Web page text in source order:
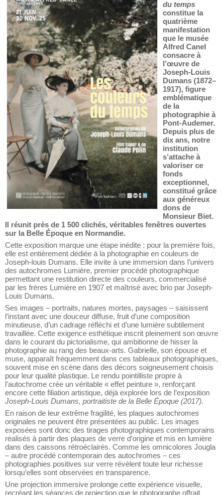
L’exposition
Les Couleurs
du temps
constitue la
quatrième
manifestation
que le musée
Alfred Canel
consacre à
l’œuvre de
Joseph-Louis
Dumans (1872–
1917), figure
emblématique
de la
photographie à
Pont-Audemer.
Depuis plus de
dix ans, notre
institution
s’attache à
valoriser ce
fonds
exceptionnel,
constitué grâce
aux généreux
dons de
Il réunit près de 1 500 clichés, véritables fenêtres ouvertes
sur la Belle Époque en Normandie.
Cette exposition marque une étape inédite : pour la première fois,
elle est entièrement dédiée à la photographie en couleurs de
Joseph-louis Dumans. Elle invite à une immersion dans l’univers
des autochromes Lumière, premier procédé photographique
permettant une restitution directe des couleurs, commercialisé
par les frères Lumière en 1907 et maîtrisé avec brio par Joseph-
Louis Dumans.
Ses images – portraits, natures mortes, paysages – saisissent
l’instant avec une douceur diffuse, fruit d’une composition
minutieuse, d’un cadrage réfléchi et d’une lumière subtilement
travaillée. Cette exigence esthétique inscrit pleinement son œuvre
dans le courant du pictorialisme, qui ambitionne de hisser la
photographie au rang des beaux-arts. Gabrielle, son épouse et
muse, apparaît fréquemment dans ces tableaux photographiques,
souvent mise en scène dans des décors soigneusement choisis
pour leur qualité plastique. Le rendu pointilliste propre à
l’autochrome crée un véritable « effet peinture », renforçant
encore cette filiation artistique, déjà explorée lors de l’exposition
Joseph-Louis Dumans, portraitiste de la Belle Époque(2017)
En raison de leur extrême fragilité, les plaques autochromes
originales ne peuvent être présentées au public. Les images
exposées sont donc des tirages photographiques contemporains
réalisés à partir des plaques de verre d’origine et mis en lumière
dans des caissons rétroéclairés. Comme les omnicolores Jougla
– autre procédé contemporain des autochromes – ces
photographies positives sur verre révèlent toute leur richesse
lorsqu’elles sont observées en transparence.